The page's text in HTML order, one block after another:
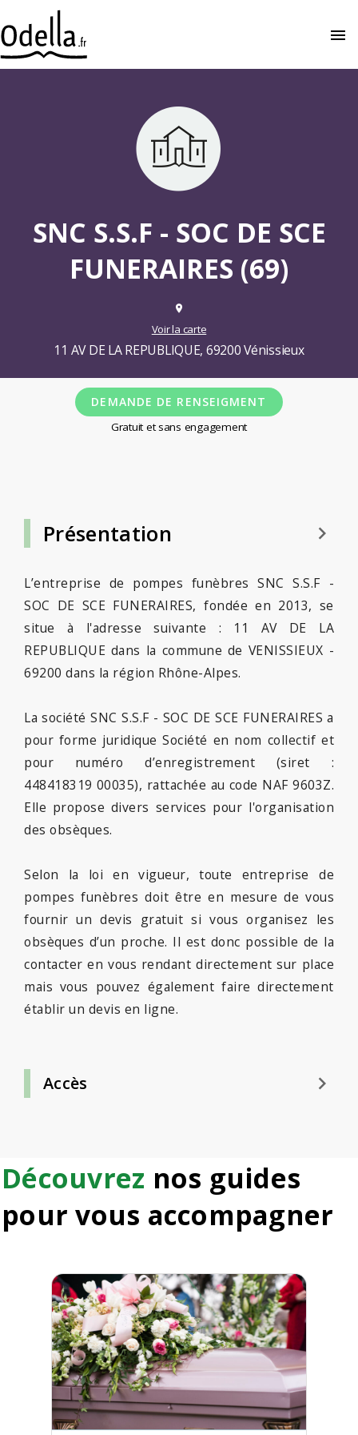
menu
SNC S.S.F - SOC DE SCE
FUNERAIRES (69)
place
Voir la carte
11 AV DE LA REPUBLIQUE, 69200 Vénissieux
DEMANDE DE RENSEIGMENT
Gratuit et sans engagement
Présentation keyboard_arrow_right
L’entreprise de pompes funèbres SNC S.S.F -
SOC DE SCE FUNERAIRES, fondée en 2013, se
situe à l'adresse suivante : 11 AV DE LA
REPUBLIQUE dans la commune de VENISSIEUX -
69200 dans la région Rhône-Alpes.
La société SNC S.S.F - SOC DE SCE FUNERAIRES a
pour forme juridique Société en nom collectif et
pour numéro d’enregistrement (siret :
448418319 00035), rattachée au code NAF 9603Z.
Elle propose divers services pour l'organisation
des obsèques.
Selon la loi en vigueur, toute entreprise de
pompes funèbres doit être en mesure de vous
fournir un devis gratuit si vous organisez les
obsèques d’un proche. Il est donc possible de la
contacter en vous rendant directement sur place
mais vous pouvez également faire directement
établir un devis en ligne.
Accès keyboard_arrow_right
Découvrez nos guides
pour vous accompagner